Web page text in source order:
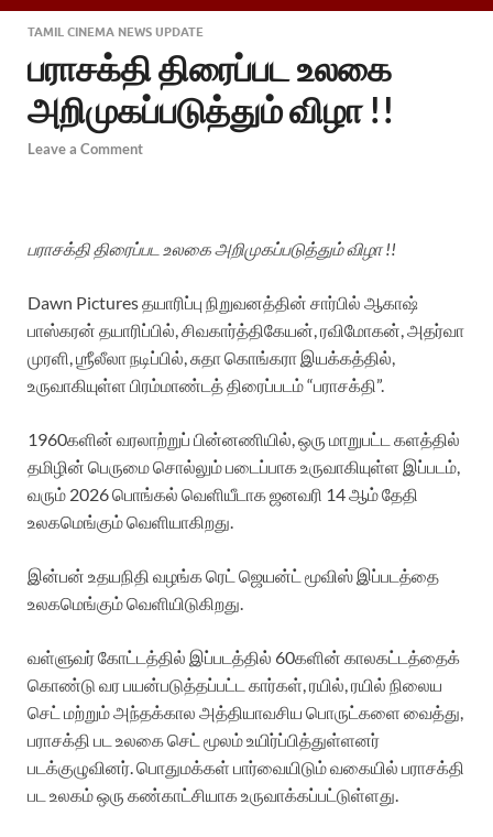
TAMIL CINEMA NEWS UPDATE
பராசக்தி திரைப்பட உலகை
அறிமுகப்படுத்தும் விழா !!
Leave a Comment
பராசக்தி திரைப்பட உலகை அறிமுகப்படுத்தும் விழா !!
Dawn Pictures தயாரிப்பு நிறுவனத்தின் சார்பில் ஆகாஷ்
பாஸ்கரன் தயாரிப்பில், சிவகார்த்திகேயன், ரவிமோகன், அதர்வா
முரளி, ஶ்ரீலீலா நடிப்பில், சுதா கொங்கரா இயக்கத்தில்,
உருவாகியுள்ள பிரம்மாண்டத் திரைப்படம் “பராசக்தி”.
1960களின் வரலாற்றுப் பின்னணியில், ஒரு மாறுபட்ட களத்தில்
தமிழின் பெருமை சொல்லும் படைப்பாக உருவாகியுள்ள இப்படம்,
வரும் 2026 பொங்கல் வெளியீடாக ஜனவரி 14 ஆம் தேதி
உலகமெங்கும் வெளியாகிறது.
இன்பன் உதயநிதி வழங்க ரெட் ஜெயன்ட் மூவிஸ் இப்படத்தை
உலகமெங்கும் வெளியிடுகிறது.
வள்ளுவர் கோட்டத்தில் இப்படத்தில் 60களின் காலகட்டத்தைக்
கொண்டு வர பயன்படுத்தப்பட்ட கார்கள், ரயில், ரயில் நிலைய
செட் மற்றும் அந்தக்கால அத்தியாவசிய பொருட்களை வைத்து,
பராசக்தி பட உலகை செட் மூலம் உயிர்ப்பித்துள்ளனர்
படக்குழுவினர். பொதுமக்கள் பார்வையிடும் வகையில் பராசக்தி
பட உலகம் ஒரு கண்காட்சியாக உருவாக்கப்பட்டுள்ளது.